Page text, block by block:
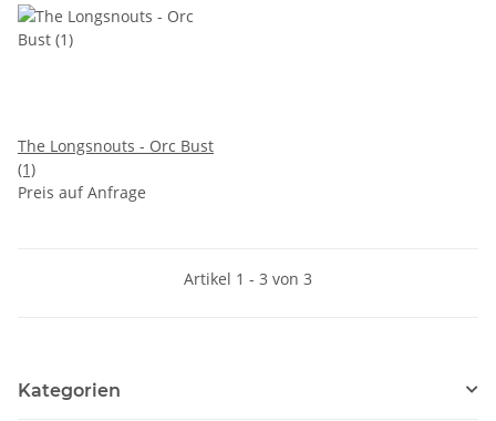
The Longsnouts - Orc Bust
(1)
Preis auf Anfrage
Artikel 1 - 3 von 3
Kategorien